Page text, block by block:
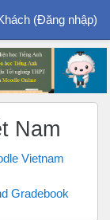
(Đăng nhập)
Nam
Vietnam
Gradebook